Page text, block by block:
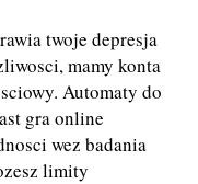
twoje depresja
mamy konta
Automaty do
gra online
wez badania
limity